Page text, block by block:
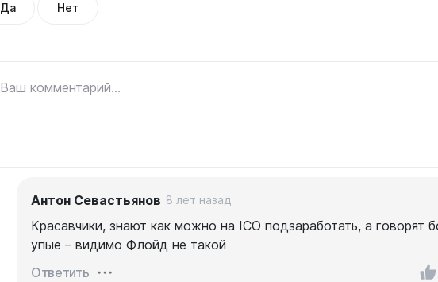
Да Нет
Ваш комментарий...
Антон Севастьянов 8 лет назад
Красавчики, знают как можно на ICO подзаработать, а говорят
упые – видимо Флойд не такой
Ответить